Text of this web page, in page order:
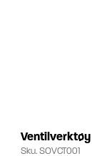
Sku.SOVCT001